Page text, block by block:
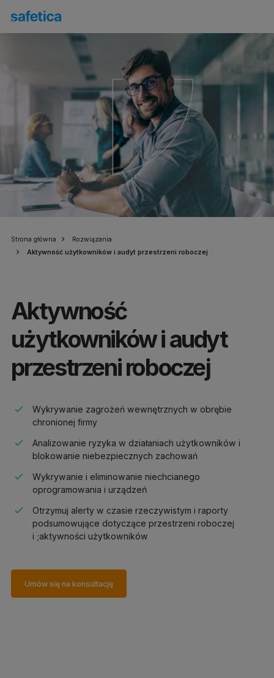
Strona główna
Rozwiązania
Aktywność użytkowników i audyt przestrzeni roboczej
Aktywność
użytkowników i audyt
przestrzeni roboczej
Wykrywanie zagrożeń wewnętrznych w obrębie
chronionej firmy
Analizowanie ryzyka w działaniach użytkowników i
blokowanie niebezpiecznych zachowań
Wykrywanie i eliminowanie niechcianego
oprogramowania i urządzeń
Otrzymuj alerty w czasie rzeczywistym i raporty
podsumowujące dotyczące przestrzeni roboczej
i ;aktywności użytkowników
Umów się na konsultację